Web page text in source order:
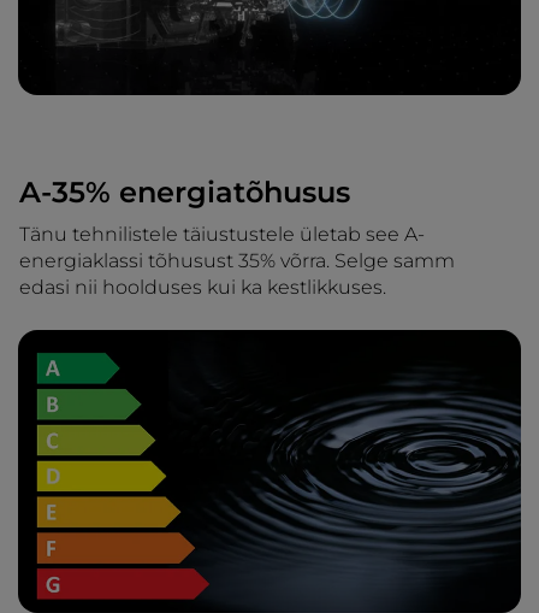
A-35% energiatõhusus
Tänu tehnilistele täiustustele ületab see A-
energiaklassi tõhusust 35% võrra. Selge samm
edasi nii hoolduses kui ka kestlikkuses.